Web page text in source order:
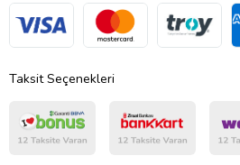
Taksit Seçenekleri